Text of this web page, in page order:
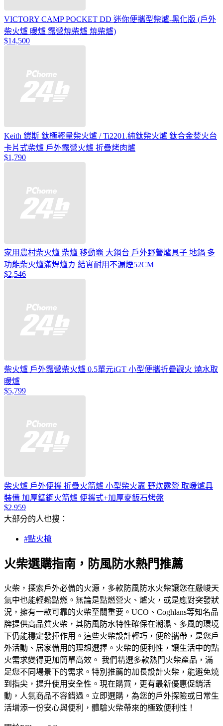
VICTORY CAMP POCKET DD 迷你便攜型柴爐-黑化版 (戶外
柴火爐 暖爐 露營燒柴爐 燒柴爐)
$14,500
Keith 鎧斯 鈦極輕量柴火爐 / Ti2201.純鈦柴火爐 鈦合金焚火台
卡片式柴爐 戶外露營火爐 折疊烤肉爐
$1,790
家用農村柴火爐 柴爐 移動竈 大鍋台 戶外野營爐具子 地鍋 多
功能柴火爐滿焊爐カ 結實耐用不漏煙52CM
$2,546
柴火爐 戶外露營柴火爐 0.5單元iGT 小型便攜折疊觀火 燒水取
暖爐
$5,799
柴火爐 戶外便攜 折疊火箭爐 小型柴火竈 野炊露營 取暖爐具
裝備 加厚錳鋼火箭爐 便攜式+加厚麥飯石烤盤
$2,959
大部分的人也搜：
#點火槍
火柴選購指南，防風防水熱門推薦
火柴，探索戶外必備的火源，多款防風防水火柴讓您在嚴峻天
氣中也能輕鬆點燃。無論是點燃營火、爐火，或是應對突發狀
況，擁有一款可靠的火柴至關重要。UCO、Coghlans等知名品
牌提供高品質火柴，其防風防水特性確保在潮濕、多風的環境
下仍能穩定發揮作用。這些火柴設計輕巧，便於攜帶，是您戶
外活動、居家備用的理想選擇。火柴的便利性，讓生活中的點
火需求變得更加簡單高效。 我們精選多款熱門火柴產品，滿
足您不同場景下的需求。特別推薦的加長設計火柴，能避免燒
到指尖，提升使用安全性。現在購買，更有最新優惠促銷活
動，人氣商品不容錯過。立即選購，為您的戶外探險或日常生
活增添一份安心與便利，體驗火柴帶來的極致便利性！